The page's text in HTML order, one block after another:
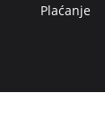
Plaćanje